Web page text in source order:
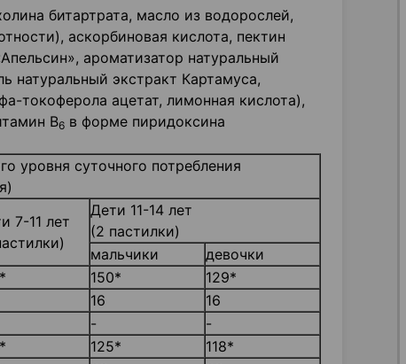
битартрата, масло из водорослей,
аскорбиновая кислота, пектин
ароматизатор натуральный
натуральный экстракт Картамуса,
токоферола ацетат, лимонная кислота),
В6 в форме пиридоксина
уровня суточного потребления
7-11 лет
Дети 11-14 лет
(2 пастилки)
мальчики
девочки
150*
129*
16
16
-
-
125*
118*